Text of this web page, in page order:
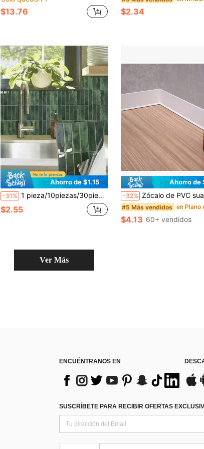
$13.76 $2.34
Ahorro de $1.15
-31% 1 pieza/10piezas/30piezas Pegatinas de pared autoadhesivas con diseño floral marroquí verde, calcomanías de azulejos para despegar y pegar, papel tapiz impermeable, estilo de patrón vintage Zellige, adecuado para sala de estar, salpicadero de cocina, baño y varios espacios de decoración del hogar
$2.55
Ahorro de
-32% Zócalo de PVC suave, zócalo de plástico, tira decorativa autoadhesiva flexible, zócalo protector de esquinas de pared, zócalo decorativo para
#5 Más vendidos
$4.13 60+ vendidos
Ver Más
ENCUÉNTRANOS EN
SUSCRÍBETE PARA RECIBIR OFERTAS